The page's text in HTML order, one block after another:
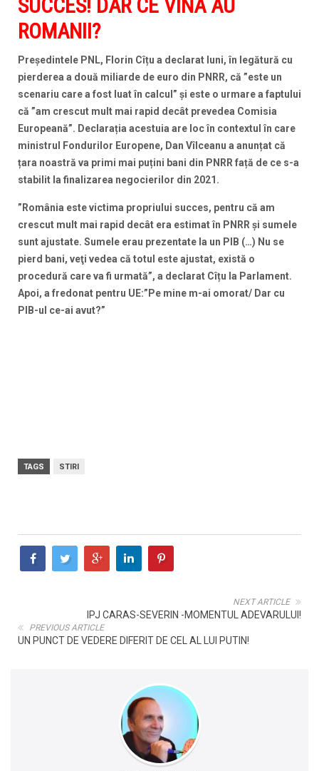
SUCCES! DAR CE VINA AU
ROMANII?
Președintele PNL, Florin Cîțu a declarat luni, în legătură cu
pierderea a două miliarde de euro din PNRR, că ”este un
scenariu care a fost luat în calcul” și este o urmare a faptului
că ”am crescut mult mai rapid decât prevedea Comisia
Europeană”. Declarația acestuia are loc în contextul în care
ministrul Fondurilor Europene, Dan Vîlceanu a anunțat că
țara noastră va primi mai puțini bani din PNRR față de ce s-a
stabilit la finalizarea negocierilor din 2021.
”România este victima propriului succes, pentru că am
crescut mult mai rapid decât era estimat în PNRR şi sumele
sunt ajustate. Sumele erau prezentate la un PIB (…) Nu se
pierd bani, veţi vedea că totul este ajustat, există o
procedură care va fi urmată”, a declarat Cîțu la Parlament.
Apoi, a fredonat pentru UE:”Pe mine m-ai omorat/ Dar cu
PIB-ul ce-ai avut?”
TAGS STIRI
NEXT ARTICLE
IPJ CARAS-SEVERIN -MOMENTUL ADEVARULUI!
PREVIOUS ARTICLE
UN PUNCT DE VEDERE DIFERIT DE CEL AL LUI PUTIN!